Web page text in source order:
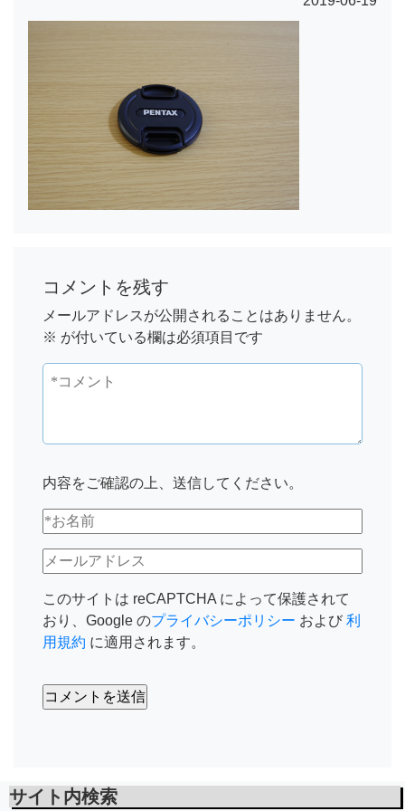
コメントを残す
メールアドレスが公開されることはありません。
※ が付いている欄は必須項目です
内容をご確認の上、送信してください。
このサイトは reCAPTCHA によって保護されて
おり、Google のプライバシーポリシー および 利
用規約 に適用されます。
サイト内検索